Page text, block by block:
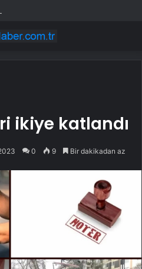
ikiye katlandı
0 9 Bir dakikadan az